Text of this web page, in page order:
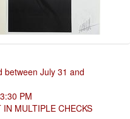
between July 31 and
PM
MULTIPLE CHECKS